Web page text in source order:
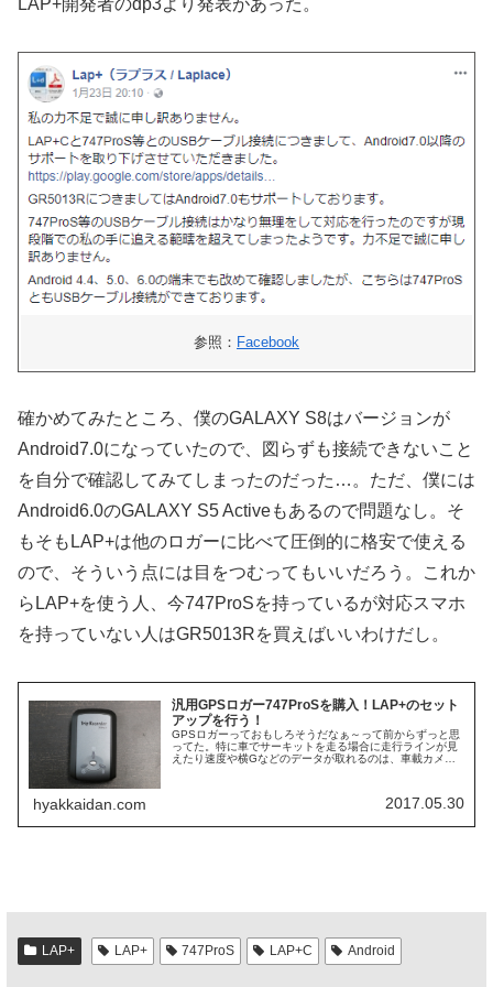
LAP+開発者のdp3より発表があった。
参照： Facebook
確かめてみたところ、僕のGALAXY S8はバージョンが
Android7.0になっていたので、図らずも接続できないこと
を自分で確認してみてしまったのだった…。ただ、僕には
Android6.0のGALAXY S5 Activeもあるので問題なし。そ
もそもLAP+は他のロガーに比べて圧倒的に格安で使える
ので、そういう点には目をつむってもいいだろう。これか
らLAP+を使う人、今747ProSを持っているが対応スマホ
を持っていない人はGR5013Rを買えばいいわけだし。
汎用GPSロガー747ProSを購入！LAP+のセット
アップを行う！
GPSロガーっておもしろそうだなぁ～って前からずっと思
ってた。特に車でサーキットを走る場合に走行ラインが見
えたり速度や横Gなどのデータが取れるのは、車載カメラ
hyakkaidan.com 2017.05.30
LAP+ LAP+ 747ProS LAP+C Android